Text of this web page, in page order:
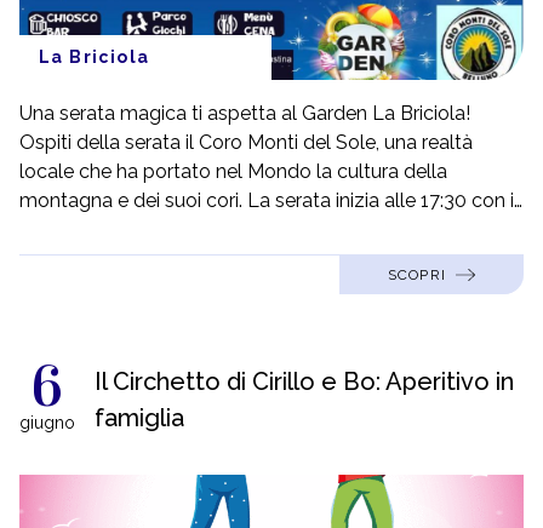
La Briciola
Una serata magica ti aspetta al Garden La Briciola!
Ospiti della serata il Coro Monti del Sole, una realtà
locale che ha portato nel Mondo la cultura della
montagna e dei suoi cori. La serata inizia alle 17:30 con il
l&#8217;esibizione artistica del coro.Un evento unico<a
SCOPRI
6
giugno
Il Circhetto di Cirillo e Bo: Aperitivo in
famiglia